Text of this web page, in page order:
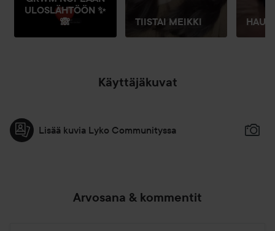
- Ammattilaisvinkki: Sekoita Fix+ -tuotteen kanssa, jos
haluat kevyempää peittävyyttä, tai Strobe Cream -voiteen
ULOSLÄHTÖÖN ✨
🙈
TIISTAI MEIKKI HAUL
Käyttäjäkuvat
Lisää kuvia Lyko Communityssa
Arvosana & kommentit